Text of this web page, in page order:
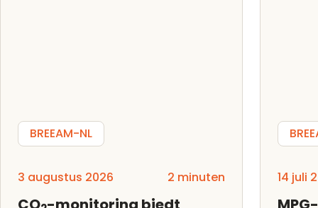
BREEAM-NL
3 augustus 2026 2 minuten 14 juli